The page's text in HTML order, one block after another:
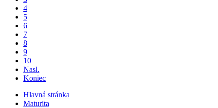
4
5
6
7
8
9
10
Nasl.
Koniec
Hlavná stránka
Maturita